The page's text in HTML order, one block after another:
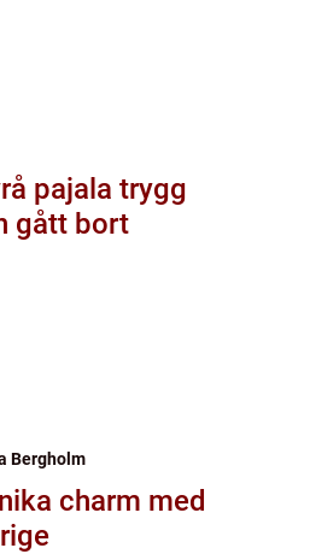
trygg
gått bort
Bergholm
charm med